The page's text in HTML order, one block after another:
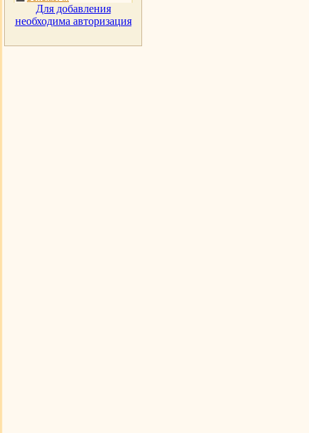
Для добавления
необходима авторизация